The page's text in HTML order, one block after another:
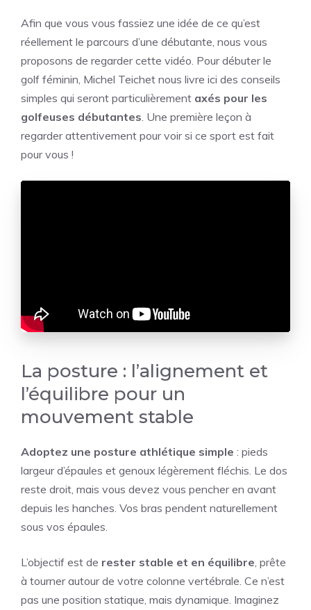
Afin que vous vous fassiez une idée de ce qu’est
réellement le parcours d’une débutante, nous vous
proposons de regarder cette vidéo. Pour débuter le
golf féminin, Michel Teichet nous livre ici des conseils
simples qui seront particulièrement axés pour les
golfeuses débutantes . Une première leçon à
regarder attentivement pour voir si ce sport est fait
pour vous !
La posture : l’alignement et
l’équilibre pour un
mouvement stable
Adoptez une posture athlétique simple : pieds
largeur d’épaules et genoux légèrement fléchis. Le dos
reste droit, mais vous devez vous pencher en avant
depuis les hanches. Vos bras pendent naturellement
sous vos épaules.
L’objectif est de rester stable et en équilibre , prête
à tourner autour de votre colonne vertébrale. Ce n’est
pas une position statique, mais dynamique. Imaginez